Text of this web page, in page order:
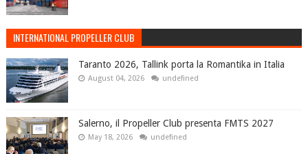
INTERNATIONAL PROPELLER CLUB
Taranto 2026, Tallink porta la Romantika in Italia
August 04, 2026 undefined
Salerno, il Propeller Club presenta FMTS 2027
May 18, 2026 undefined